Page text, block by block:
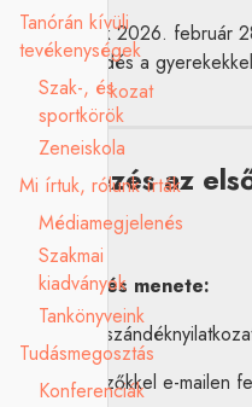
Tanórán kívüli
tevékenységek
Szak-, és
sportkörök
Zeneiskola
Mi írtuk, rólunk írták
Médiamegjelenés
Szakmai
kiadványok
Tankönyveink
Tudásmegosztás
Konferenciák
melyet kérünk 2026. február
3. Ismerkedés a
Szándéknyilatkozat
Jelentkezés az
helyeire
A jelentkezés menete:
1. Az alábbi
2. A jelentkezőkkel e-mailen